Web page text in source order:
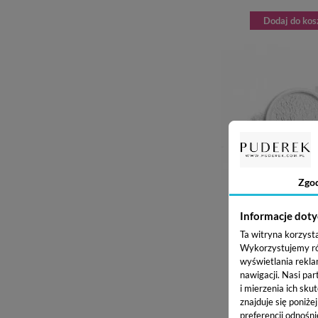
Informacje
Ta witryna
Wykorzystujemy
wyświetlania
nawigacji. Nasi
i mierzenia ich
znajduje się
preferencji
Dodaj do
NEO MAKE UP
- ROZŚWIETLAJĄCY
50,81